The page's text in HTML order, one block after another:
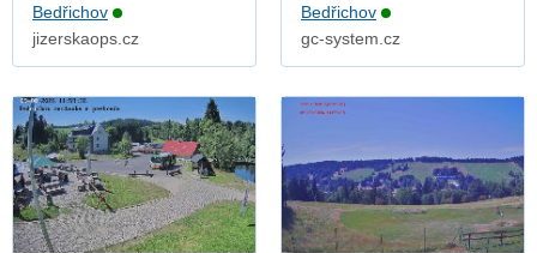
Bedřichov
jizerskaops.cz
Bedřichov
gc-system.cz